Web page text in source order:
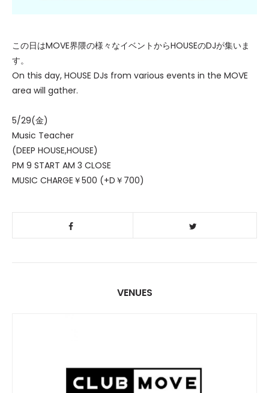
この日はMOVE界隈の様々なイベントからHOUSEのDJが集いま
す。
On this day, HOUSE DJs from various events in the MOVE
area will gather.
5/29(金)
Music Teacher
(DEEP HOUSE,HOUSE)
PM 9 START AM 3 CLOSE
MUSIC CHARGE￥500 (+D￥700)
VENUES